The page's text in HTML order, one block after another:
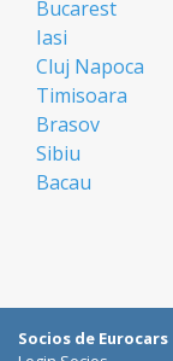
Bucarest
Iasi
Cluj Napoca
Timisoara
Brasov
Sibiu
Bacau
Galati
Socios de Eurocars